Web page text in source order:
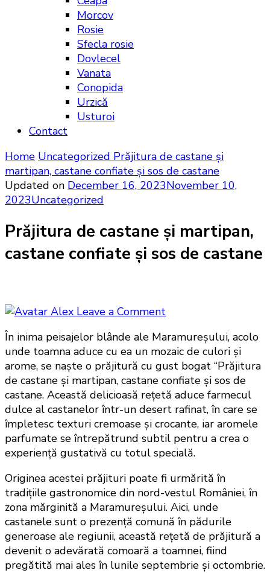
Morcov
Rosie
Sfecla rosie
Dovlecel
Vanata
Conopida
Urzică
Usturoi
Contact
Home Uncategorized Prăjitura de castane și
martipan, castane confiate și sos de castane
Updated on December 16, 2023November 10,
2023Uncategorized
Prăjitura de castane și martipan,
castane confiate și sos de castane
Alex Leave a Commenton
de
castane
și
martipan,
castane
confiate
și
sos
de
castane
În inima peisajelor blânde ale Maramureșului, acolo
unde toamna aduce cu ea un mozaic de culori și
arome, se naște o prăjitură cu gust bogat “Prăjitura
de castane și martipan, castane confiate și sos de
castane. Această delicioasă rețetă aduce farmecul
dulce al castanelor într-un desert rafinat, în care se
împletesc texturi cremoase și crocante, iar aromele
parfumate se întrepătrund subtil pentru a crea o
experiență gustativă cu totul specială.
Originea acestei prăjituri poate fi urmărită în
tradițiile gastronomice din nord-vestul României, în
zona mărginită a Maramureșului. Aici, unde
castanele sunt o prezență comună în pădurile
generoase ale regiunii, această rețetă de prăjitură a
devenit o adevărată comoară a toamnei, fiind
pregătită mai ales în lunile septembrie și octombrie.